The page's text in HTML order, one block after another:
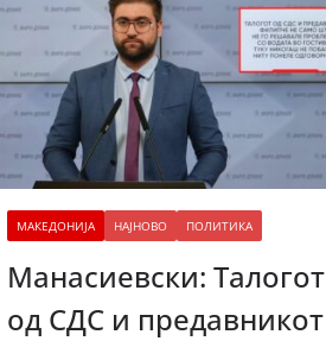
МАКЕДОНИЈА НАЈНОВО ПОЛИТИКА
Манасиевски: Талогот
од СДС и предавникот